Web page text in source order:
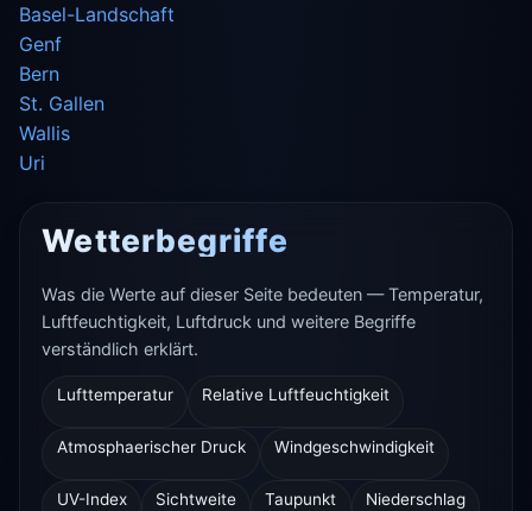
Basel-Landschaft
Genf
Bern
St. Gallen
Wallis
Uri
Wetterbegriffe
Was die Werte auf dieser Seite bedeuten — Temperatur,
Luftfeuchtigkeit, Luftdruck und weitere Begriffe
verständlich erklärt.
Lufttemperatur Relative Luftfeuchtigkeit
Atmosphaerischer Druck Windgeschwindigkeit
UV-Index Sichtweite Taupunkt Niederschlag